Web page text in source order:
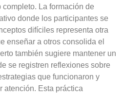
La formación de
donde los participantes se
difíciles representa otra
enseñar a otros consolida el
también sugiere mantener un
se registren reflexiones sobre
que funcionaron y
atención. Esta práctica